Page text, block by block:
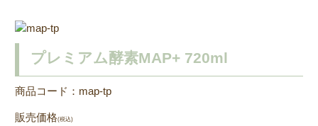
プレミアム酵素MAP+ 720ml
商品コード：map-tp
販売価格(税込)